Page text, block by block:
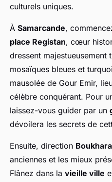
culturels uniques.
À Samarcande,
place Registan, cœur
dressent majestueusement
mosaïques bleues et
mausolée de Gour Emir,
célèbre conquérant. Pour
laissez-vous guider par un
dévoilera les secrets de
Ensuite, direction Boukhara
anciennes et les mieux
Flânez dans la vieille ville